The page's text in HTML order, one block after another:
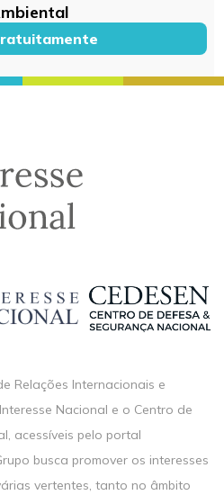
Relações Internacionais e
Nacional e o Centro de
acessíveis pelo portal
busca promover os interesses
vertentes, tanto no âmbito